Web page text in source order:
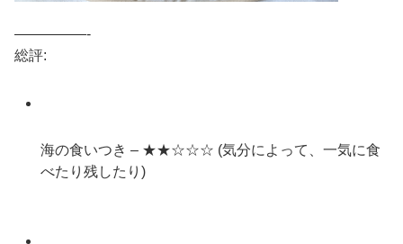
—————-
総評:
海の食いつき – ★★☆☆☆ (気分によって、一気に食
べたり残したり)